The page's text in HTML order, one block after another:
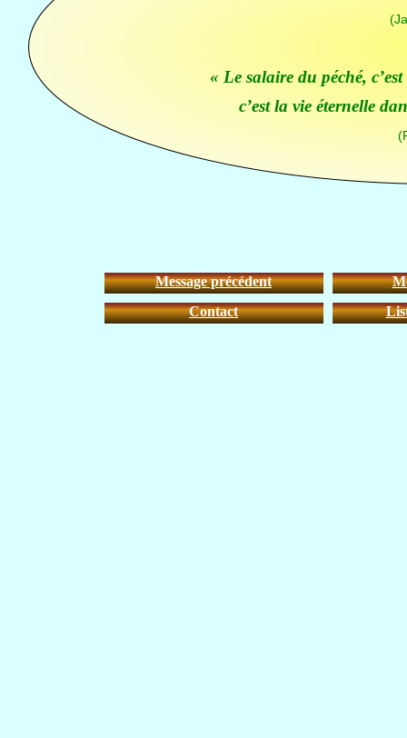
« Le salaire du péché,
c’est la vie éternelle
Message précédent
Contact